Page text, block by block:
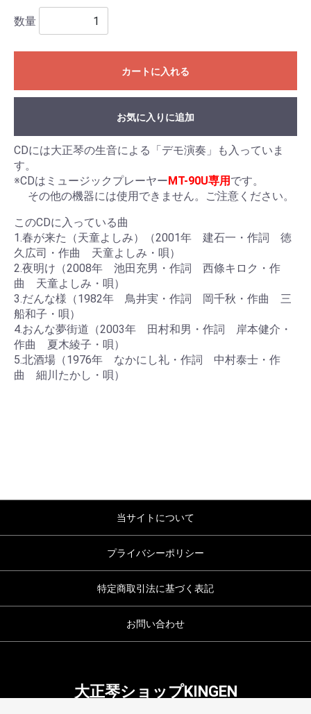
数量
カートに入れる
お気に入りに追加
CDには大正琴の生音による「デモ演奏」も入っていま
す。
※CDはミュージックプレーヤーMT-90U専用 です。
その他の機器には使用できません。ご注意ください。
このCDに入っている曲
1.春が来た（天童よしみ）（2001年 建石一・作詞 徳
久広司・作曲 天童よしみ・唄）
2.夜明け（2008年 池田充男・作詞 西條キロク・作
曲 天童よしみ・唄）
3.だんな様（1982年 鳥井実・作詞 岡千秋・作曲 三
船和子・唄）
4.おんな夢街道（2003年 田村和男・作詞 岸本健介・
作曲 夏木綾子・唄）
5.北酒場（1976年 なかにし礼・作詞 中村泰士・作
曲 細川たかし・唄）
当サイトについて
プライバシーポリシー
特定商取引法に基づく表記
お問い合わせ
大正琴ショップKINGEN